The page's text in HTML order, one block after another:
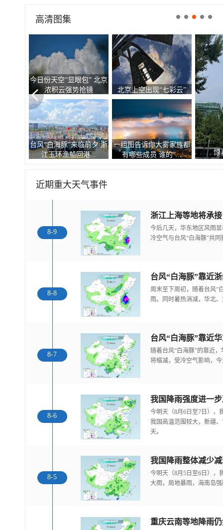
高清图集
今日份天空“显眼包” 北京
浓积云强势抢镜
北京上空出现“七彩云”
台风“白海豚”来临前夕 浙
江玉环渔船回港...
一组图告诉你大雾家族都
有哪些成员 谁的“...
惊
近期重大天气事件
8-9
浙江上海等地将承
今后几天，华东地区风雨
冷空气与台风“白海豚”共
8-8
台风“白海豚”靠近
周末至下周初，随着台风“
雨。同时暑热消减，华北
8-7
随着台风“白海豚”的靠近
将缩减，受冷空气影响，
8-6
今明天（8月6日至7日），
我国高温范围较大，新疆
天。
8-5
我国降雨整体减少
今明天（8月5日至6日），
大雨，局地暴雨，海南岛
重庆云南等地降雨